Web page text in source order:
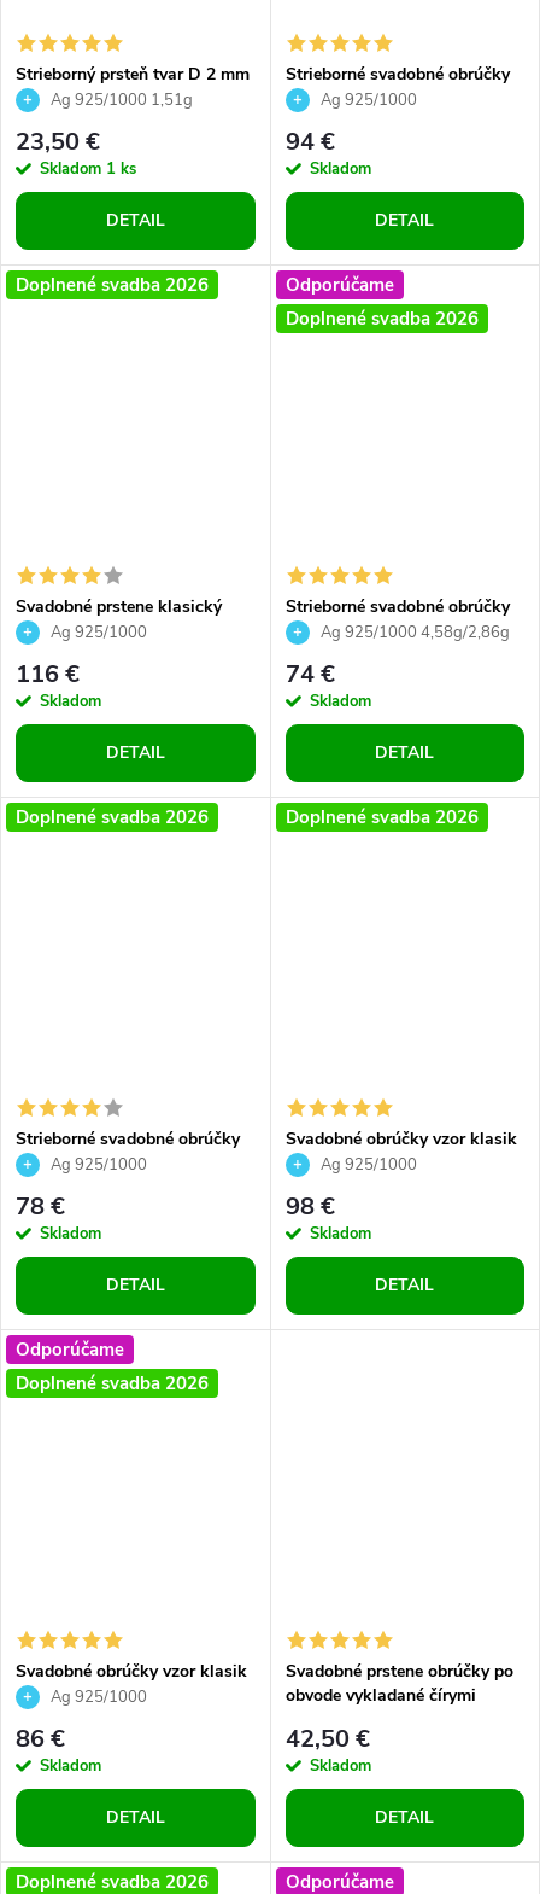
Strieborný prsteň tvar D 2 mm
vysoký lesk pre ženy pre
Ag 925/1000 1,51g
23,50 €
Skladom 1 ks
DETAIL
Strieborné svadobné obrúčky
vzor klasik dámsky prsteň so
Ag 925/1000
94 €
Skladom
DETAIL
Doplnené svadba 2026
Svadobné prstene klasický
vzor striebro dámsky prsteň so
Ag 925/1000
116 €
Skladom
DETAIL
Odporúčame
Doplnené svadba 2026
Strieborné svadobné obrúčky
klasický vzor zaoblený okraj
mm dámsky 3 mm
Ag 925/1000 4,58g/2,86g
74 €
Skladom
DETAIL
Doplnené svadba 2026
Strieborné svadobné obrúčky
klasický vzor dámsky jemný
Ag 925/1000
78 €
Skladom
DETAIL
Doplnené svadba 2026
Svadobné obrúčky vzor klasik
a spriaznene duše striebro
Ag 925/1000
98 €
Skladom
DETAIL
Odporúčame
Doplnené svadba 2026
Svadobné obrúčky vzor klasik
a nekonečno striebro precízne
Ag 925/1000
86 €
Skladom
DETAIL
Svadobné prstene obrúčky po
obvode vykladané čírymi
42,50 €
Skladom
DETAIL
Doplnené svadba 2026 Odporúčame